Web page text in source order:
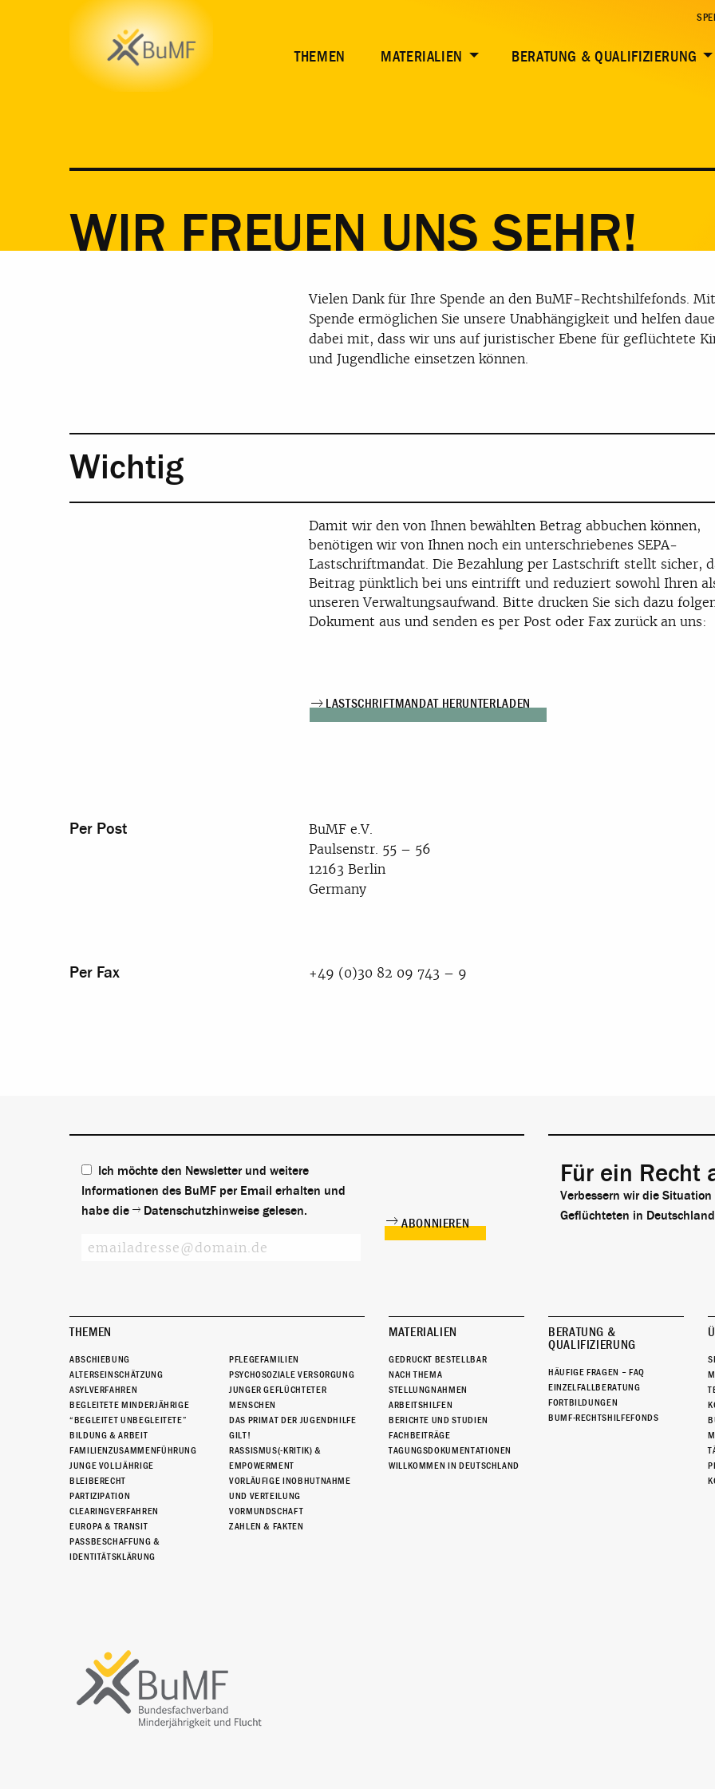
THEMEN MATERIALIEN BERATUNG & QUALIFIZIERUNG
WIR FREUEN UNS SEHR!
WICHTIG
Vielen Dank für Ihre Spende an den BuMF-Rechtshilfefonds.
Spende ermöglichen Sie unsere Unabhängigkeit und helfen
dabei mit, dass wir uns auf juristischer Ebene für geflüchtete
und Jugendliche einsetzen können.
Wichtig
Damit wir den von Ihnen bewählten Betrag abbuchen können,
benötigen wir von Ihnen noch ein unterschriebenes SEPA-
Lastschriftmandat. Die Bezahlung per Lastschrift stellt sicher,
Beitrag pünktlich bei uns eintrifft und reduziert sowohl Ihren
unseren Verwaltungsaufwand. Bitte drucken Sie sich dazu
Dokument aus und senden es per Post oder Fax zurück an uns:
LASTSCHRIFTMANDAT HERUNTERLADEN
Per Post
BuMF e.V.
Paulsenstr. 55 – 56
12163 Berlin
Germany
Per Fax +49 (0)30 82 09 743 – 9
Ich möchte den Newsletter und weitere
Informationen des BuMF per Email erhalten und
habe die
Datenschutzhinweise gelesen.
Für ein Recht
Verbessern wir die Situation
Geflüchteten in
THEMEN
ABSCHIEBUNG
ALTERSEINSCHÄTZUNG
ASYLVERFAHREN
BEGLEITETE MINDERJÄHRIGE
“BEGLEITET UNBEGLEITETE”
BILDUNG & ARBEIT
FAMILIENZUSAMMENFÜHRUNG
JUNGE VOLLJÄHRIGE
BLEIBERECHT
PARTIZIPATION
CLEARINGVERFAHREN
EUROPA & TRANSIT
PASSBESCHAFFUNG &
IDENTITÄTSKLÄRUNG
PFLEGEFAMILIEN
PSYCHOSOZIALE VERSORGUNG
JUNGER GEFLÜCHTETER
MENSCHEN
DAS PRIMAT DER JUGENDHILFE
GILT!
RASSISMUS(-KRITIK) &
EMPOWERMENT
VORLÄUFIGE INOBHUTNAHME
UND VERTEILUNG
VORMUNDSCHAFT
ZAHLEN & FAKTEN
MATERIALIEN
GEDRUCKT BESTELLBAR
NACH THEMA
STELLUNGNAHMEN
ARBEITSHILFEN
BERICHTE UND STUDIEN
FACHBEITRÄGE
TAGUNGSDOKUMENTATIONEN
WILLKOMMEN IN DEUTSCHLAND
BERATUNG &
QUALIFIZIERUNG
HÄUFIGE FRAGEN – FAQ
EINZELFALLBERATUNG
FORTBILDUNGEN
BUMF-RECHTSHILFEFONDS